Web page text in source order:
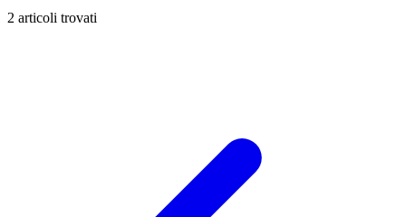
2 articoli trovati